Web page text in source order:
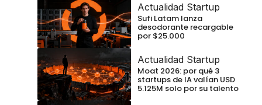
Actualidad Startup
Sufi Latam lanza
desodorante recargable
por $25.000
Actualidad Startup
Moat 2026: por qué 3
startups de IA valían USD
5.125M solo por su talento